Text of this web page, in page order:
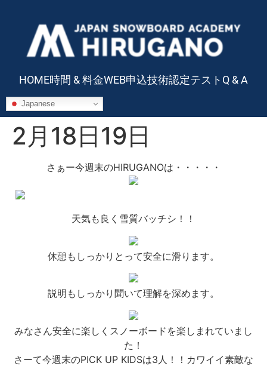
HOME時間 & 料金WEB申込技術認定テスト Q & A
Japanese
2月18日19日
さぁー今週末のHIRUGANOは・・・・・
天気も良く雪質バッチシ！！
休憩もしっかりとって安全に滑ります。
説明もしっかり聞いて理解を深めます。
みなさん安全に楽しくスノーボードを楽しまれていまし
た！
さーて今週末のPICK UP KIDSは3人！！カワイイ素敵な